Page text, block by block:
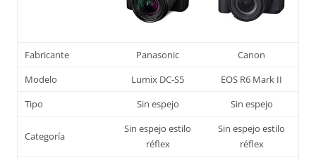
Fabricante Panasonic
Canon
Modelo
Lumix DC-S5
EOS R6 Mark II
Tipo
Sin espejo Sin espejo
Categoría
Sin espejo estilo
réflex
Sin espejo estilo
réflex